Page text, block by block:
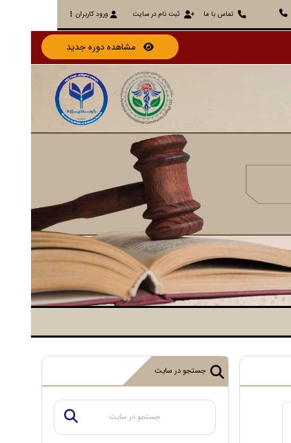
تماس با ما ثبت نام در سایت ورود کاربران
مشاهده دوره جدید
جستجو در سایت